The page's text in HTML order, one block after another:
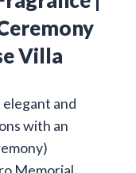
Villa
elegant and
with an